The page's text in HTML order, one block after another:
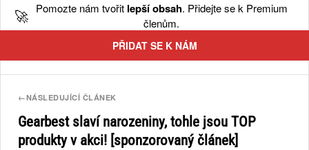
🚀 Pomozte nám tvořit lepší obsah. Přidejte se k Premium
členům.
PŘIDAT SE K NÁM
←NÁSLEDUJÍCÍ ČLÁNEK
Gearbest slaví narozeniny, tohle jsou TOP
produkty v akci! [sponzorovaný článek]